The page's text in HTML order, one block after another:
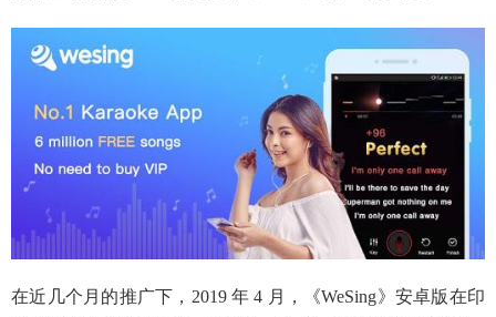
在近几个月的推广下，2019 年 4 月，《WeSing》安卓版在印